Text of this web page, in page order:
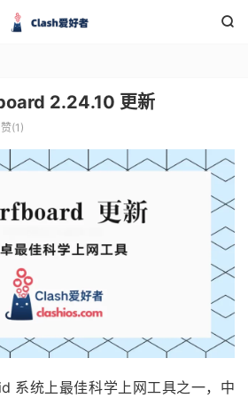

2.24.10 更新
赞(1 )
系统上最佳科学上网工具之一，中